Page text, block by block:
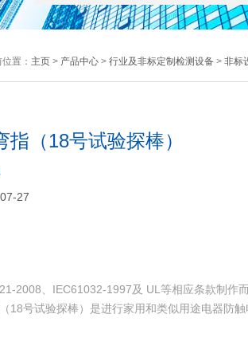
置： 主页> 产品中心> 行业及非标定制检测设备> 非标
指（18号试验探棒）
27
2008、IEC61032-1997及 UL等相应条款制作而
18号试验探棒）是进行家用和类似用途电器防触